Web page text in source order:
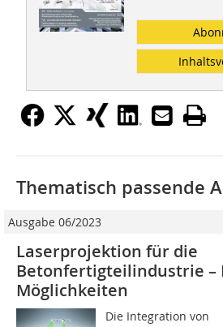
Thematisch passende
Ausgabe 06/2023
Laserprojektion für die
Betonfertigteilindustrie –
Möglichkeiten
Die Integration von